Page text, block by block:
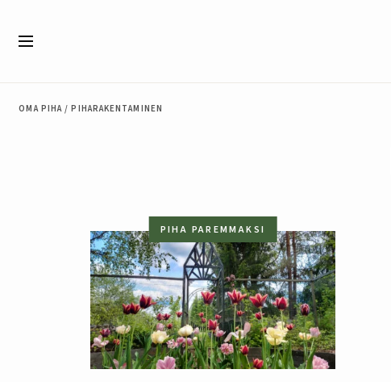
OMA PIHA / PIHARAKENTAMINEN
PIHA PAREMMAKSI